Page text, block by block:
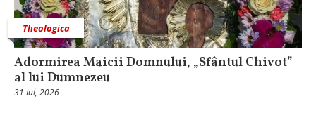
Theologica
Adormirea Maicii Domnului, „Sfântul Chivot”
al lui Dumnezeu
31 Iul, 2026